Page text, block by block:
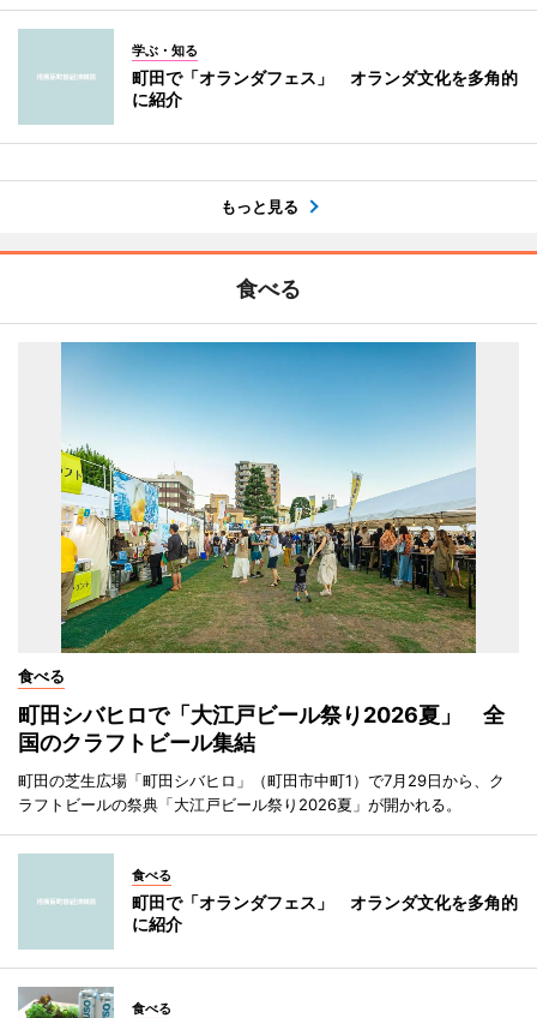
学ぶ・知る
町田で「オランダフェス」 オランダ文化を多角的
に紹介
もっと見る
食べる
食べる
町田シバヒロで「大江戸ビール祭り2026夏」 全
国のクラフトビール集結
町田の芝生広場「町田シバヒロ」（町田市中町1）で7月29日から、ク
ラフトビールの祭典「大江戸ビール祭り2026夏」が開かれる。
食べる
町田で「オランダフェス」 オランダ文化を多角的
に紹介
食べる